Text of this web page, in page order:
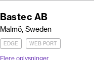
Bastec AB
Malmö, Sweden
EDGE WEB PORT
Flere oplysninger